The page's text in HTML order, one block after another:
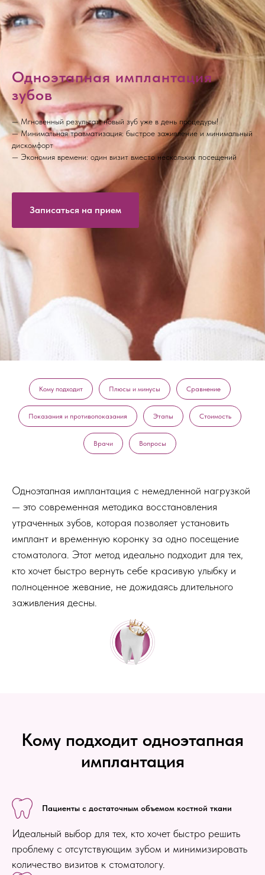
Одноэтапная имплантация
зубов
— Мгновенный результат: новый зуб уже в день процедуры!
— Минимальная травматизация: быстрое заживление и минимальный
дискомфорт
— Экономия времени: один визит вместо нескольких посещений
Записаться на прием
Кому подходит Плюсы и минусы Сравнение
Показания и противопоказания Этапы Стоимость
Врачи Вопросы
Одноэтапная имплантация с немедленной нагрузкой
— это современная методика восстановления
утраченных зубов, которая позволяет установить
имплант и временную коронку за одно посещение
стоматолога. Этот метод идеально подходит для тех,
кто хочет быстро вернуть себе красивую улыбку и
полноценное жевание, не дожидаясь длительного
заживления десны.
Кому подходит одноэтапная
имплантация
Пациенты с достаточным объемом костной ткани
Идеальный выбор для тех, кто хочет быстро решить
проблему с отсутствующим зубом и минимизировать
количество визитов к стоматологу.